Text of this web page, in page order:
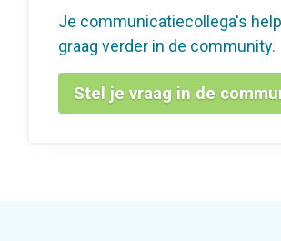
Je communicatiecollega's
graag verder in de community.
Stel je vraag in de